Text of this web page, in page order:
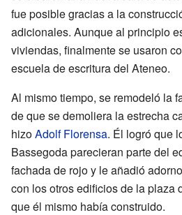
fue posible gracias a la
adicionales. Aunque al principio
viviendas, finalmente se usaron
escuela de escritura del Ateneo.
Al mismo tiempo, se remodeló la
de que se demoliera la estrecha
hizoAdolf Florensa. Él logró que
Bassegoda parecieran parte del
fachada de rojo y le añadió
con los otros edificios de la plaza
que él mismo había construido.